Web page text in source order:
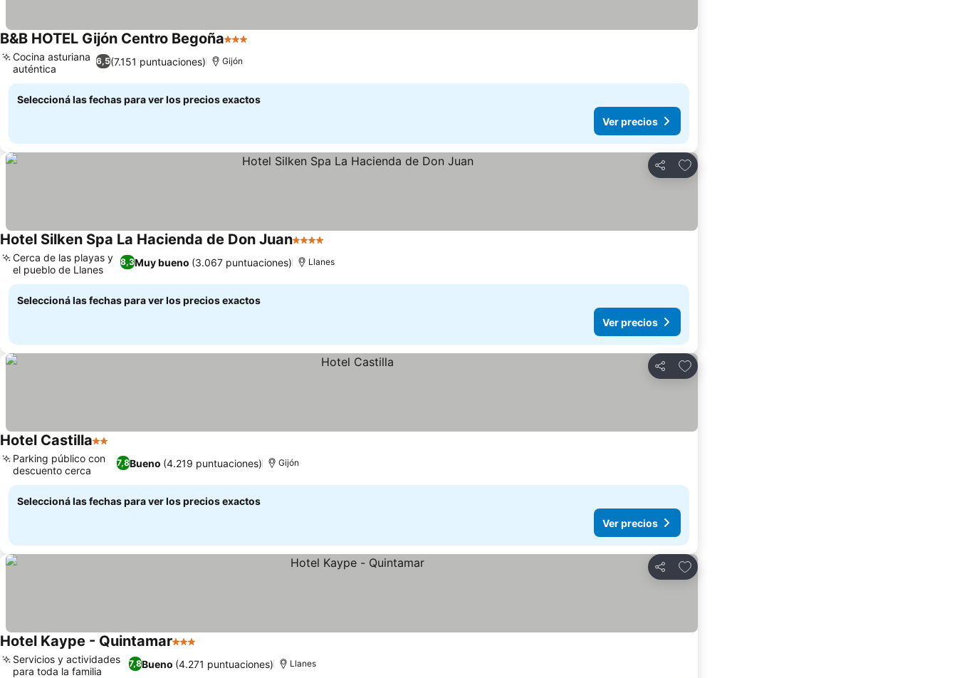
B&B HOTEL Gijón Centro Begoña3 Estrellas
6,5(7.151 puntuaciones)
Cocina asturiana
auténtica
Gijón
Seleccioná las fechas para ver los precios exactos
Ver precios
Compartir
Añadir a favoritos
Hotel Silken Spa La Hacienda de Don Juan4 Estrellas
8,3Muy bueno (3.067 puntuaciones)
Cerca de las playas y
el pueblo de Llanes
Llanes
Seleccioná las fechas para ver los precios exactos
Ver precios
Compartir
Añadir a favoritos
Hotel Castilla2 Estrellas
7,8Bueno (4.219 puntuaciones)
Parking público con
descuento cerca
Gijón
Seleccioná las fechas para ver los precios exactos
Ver precios
Compartir
Añadir a favoritos
Hotel Kaype - Quintamar3 Estrellas
7,8Bueno (4.271 puntuaciones)
Servicios y actividades
para toda la familia
Llanes